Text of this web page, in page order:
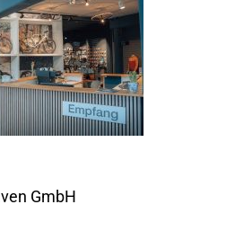
GmbH